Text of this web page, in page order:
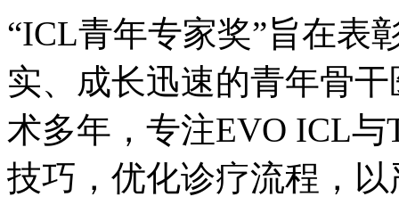
“ICL青年专家奖”旨在表
实、成长迅速的青年骨
术多年，专注EVO ICL
技巧，优化诊疗流程，